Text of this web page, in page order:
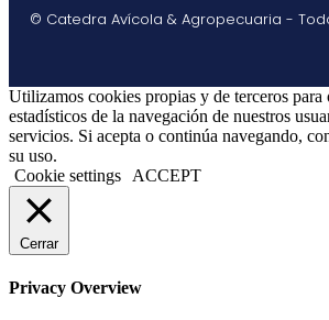
© Catedra Avícola & Agropecuaria -
Utilizamos cookies propias y de terceros para
estadísticos de la navegación de nuestros
servicios. Si acepta o continúa navegando,
su uso.
Cookie settings
ACCEPT
Cerrar
Privacy Overview